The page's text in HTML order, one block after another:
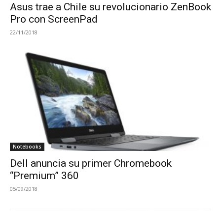
Asus trae a Chile su revolucionario ZenBook
Pro con ScreenPad
22/11/2018
Notebooks
Dell anuncia su primer Chromebook
“Premium” 360
05/09/2018